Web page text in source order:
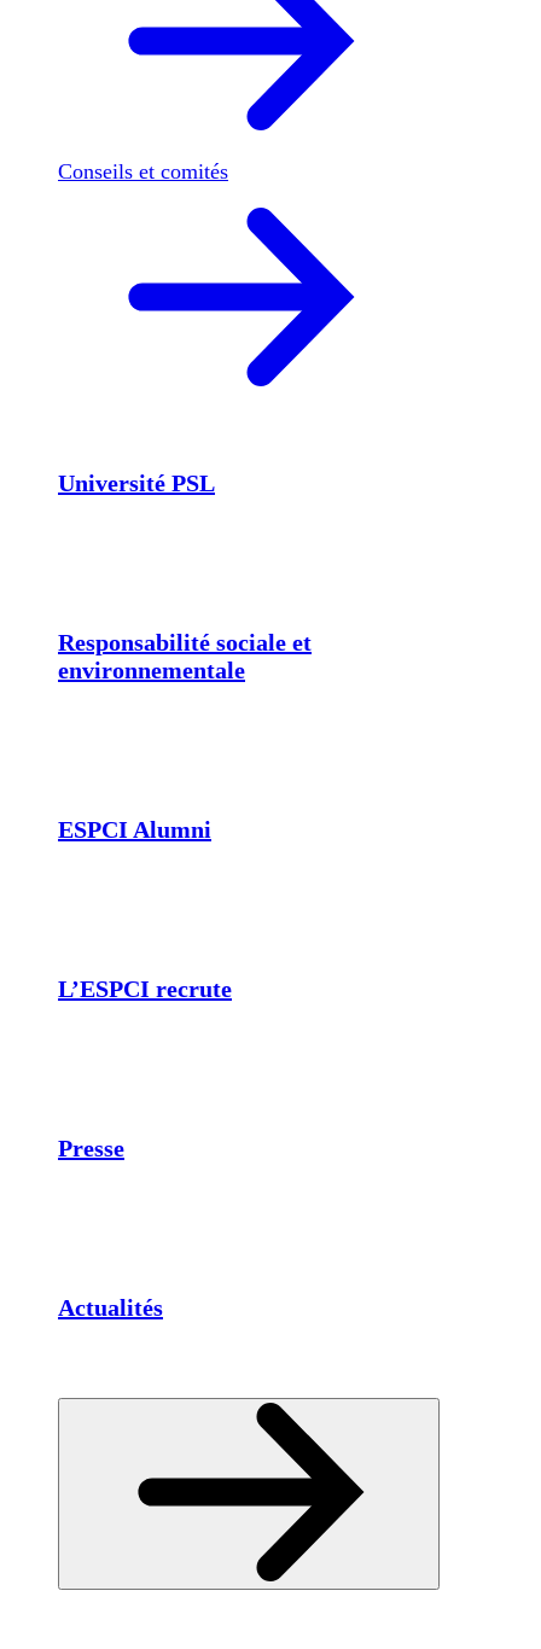
Conseils et comités
Université PSL
Responsabilité sociale et
environnementale
ESPCI Alumni
L’ESPCI recrute
Presse
Actualités